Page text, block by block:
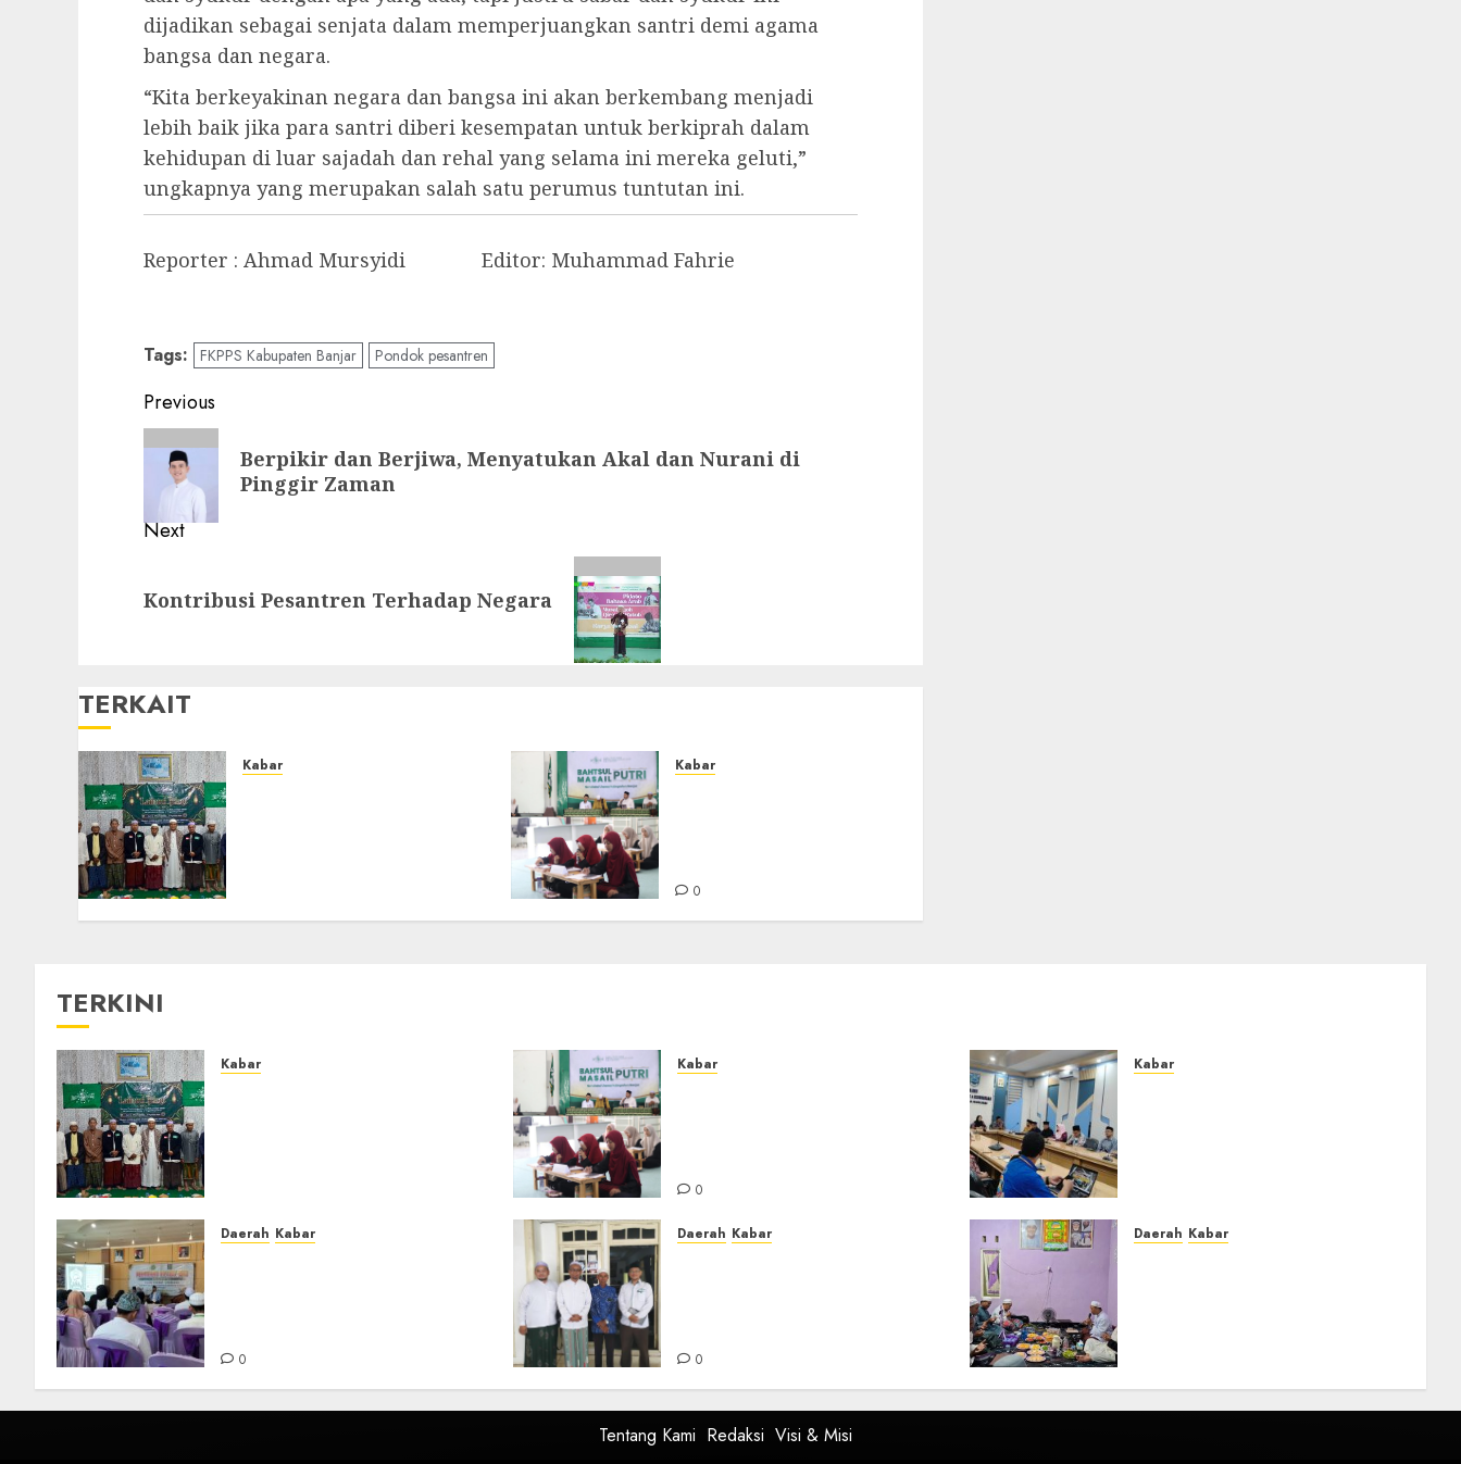
dijadikan sebagai senjata dalam memperjuangkan santri demi agama
bangsa dan negara.
“Kita berkeyakinan negara dan bangsa ini akan berkembang menjadi
lebih baik jika para santri diberi kesempatan untuk berkiprah dalam
kehidupan di luar sajadah dan rehal yang selama ini mereka geluti,”
ungkapnya yang merupakan salah satu perumus tuntutan ini.
Reporter : Ahmad Mursyidi Editor: Muhammad Fahrie
Tags: FKPPS Kabupaten Banjar Pondok pesantren
Previous
Berpikir dan Berjiwa, Menyatukan Akal dan Nurani di
Pinggir Zaman
Next
Kontribusi Pesantren Terhadap Negara
TERKAIT
Kabar Kabar
0
TERKINI
Kabar Kabar
0
Kabar
0
Daerah Kabar
0
Daerah Kabar
0
Daerah Kabar
Tentang Kami Redaksi Visi & Misi